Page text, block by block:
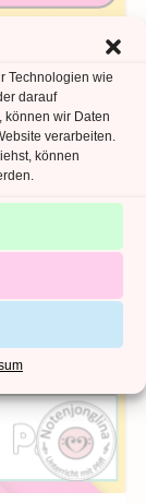
Technologien wie
darauf
können wir Daten
verarbeiten.
können